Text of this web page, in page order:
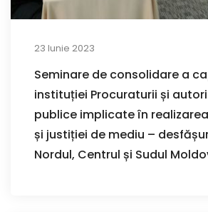
23 Iunie 2023
Seminare de consolidare a
instituției Procuraturii și
publice implicate în
și justiției de mediu –
Nordul, Centrul și Sudul